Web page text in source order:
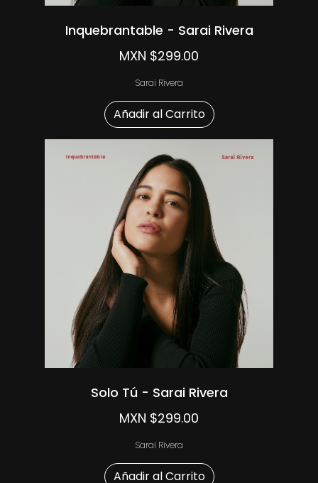
Inquebrantable - Sarai Rivera
MXN $299.00
Sarai Rivera
Añadir al Carrito
Solo Tú - Sarai Rivera
MXN $299.00
Sarai Rivera
Añadir al Carrito